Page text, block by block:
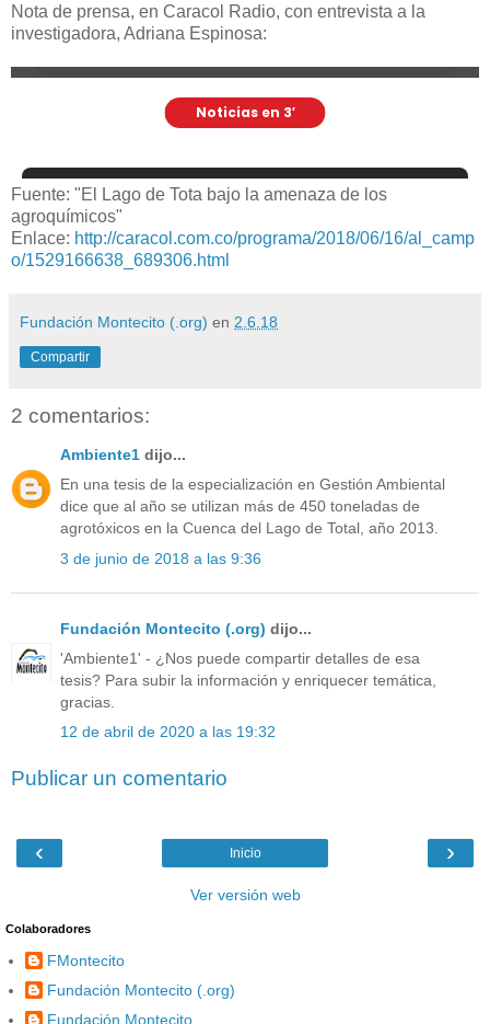
Nota de prensa, en Caracol Radio, con entrevista a la
investigadora, Adriana Espinosa:
Fuente: "El Lago de Tota bajo la amenaza de los
agroquímicos"
Enlace: http://caracol.com.co/programa/2018/06/16/al_camp
o/1529166638_689306.html
Fundación Montecito (.org) en 2.6.18
Compartir
2 comentarios:
Ambiente1 dijo...
En una tesis de la especialización en Gestión Ambiental
dice que al año se utilizan más de 450 toneladas de
agrotóxicos en la Cuenca del Lago de Total, año 2013.
3 de junio de 2018 a las 9:36
Fundación Montecito (.org) dijo...
'Ambiente1' - ¿Nos puede compartir detalles de esa
tesis? Para subir la información y enriquecer temática,
gracias.
12 de abril de 2020 a las 19:32
Publicar un comentario
‹ ›
Inicio
Ver versión web
Colaboradores
FMontecito
Fundación Montecito (.org)
Fundación Montecito